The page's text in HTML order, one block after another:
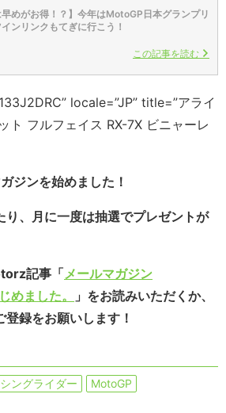
早めがお得！？】今年はMotoGP日本グランプリ
ンリンクもてぎに行こう！
この記事を読む
locale=”JP” title=”アライ
ト フルフェイス RX-7X ビニャーレ
ジンを始めました！
り、月に一度は抽選でプレゼントが
記事「メールマガジン
めました。
」をお読みいただくか、
録をお願いします！
ングライダー
MotoGP